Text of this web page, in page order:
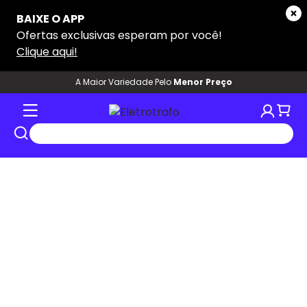
A Maior Variedade Pelo Menor Preço